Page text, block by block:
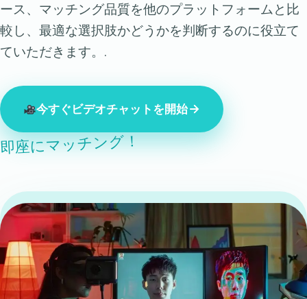
ース、マッチング品質を他のプラットフォームと比
較し、最適な選択肢かどうかを判断するのに役立て
ていただきます。.
今すぐビデオチャットを開始
即座にマッチング！